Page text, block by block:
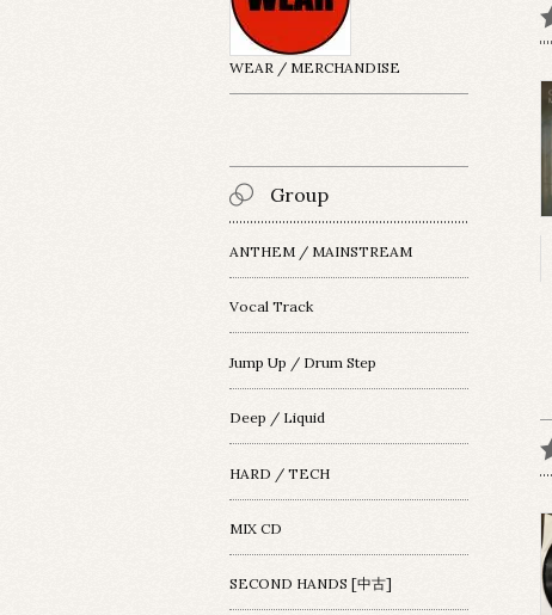
WEAR / MERCHANDISE
Group
ANTHEM / MAINSTREAM
Vocal Track
Jump Up / Drum Step
Deep / Liquid
HARD / TECH
MIX CD
SECOND HANDS [中古]